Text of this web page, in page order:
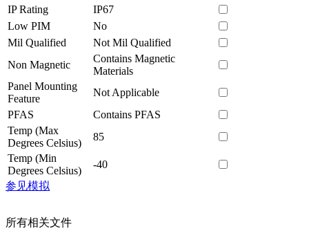
IP Rating
IP67
Low PIM
No
Mil Qualified
Not Mil Qualified
Non Magnetic
Contains Magnetic
Materials
Panel Mounting
Feature
Not Applicable
PFAS
Contains PFAS
Temp (Max
Degrees Celsius)
85
Temp (Min
Degrees Celsius)
-40
参见模拟
所有相关文件